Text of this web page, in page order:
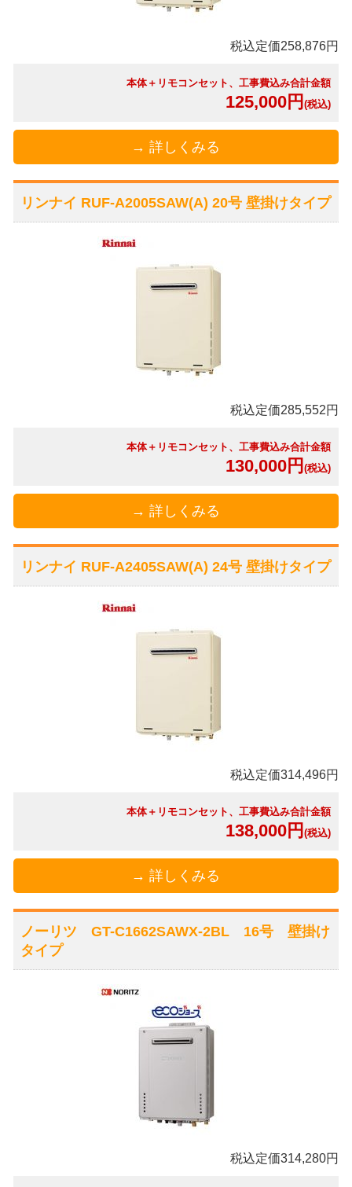
税込定価258,876円
本体＋リモコンセット、工事費込み合計金額
125,000円 (税込)
→ 詳しくみる
リンナイ RUF-A2005SAW(A) 20号 壁掛けタイプ
税込定価285,552円
本体＋リモコンセット、工事費込み合計金額
130,000円 (税込)
→ 詳しくみる
リンナイ RUF-A2405SAW(A) 24号 壁掛けタイプ
税込定価314,496円
本体＋リモコンセット、工事費込み合計金額
138,000円 (税込)
→ 詳しくみる
ノーリツ GT-C1662SAWX-2BL 16号 壁掛け
タイプ
税込定価314,280円